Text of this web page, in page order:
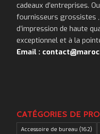
cadeaux d’entreprises.
fournisseurs grossistes
d’impression de haute
exceptionnel et à la
Email :
CATÉGORIES DE
Accessoire de bureau (162)